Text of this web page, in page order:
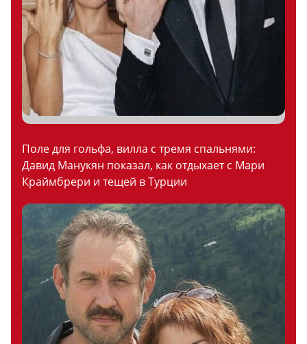
Поле для гольфа, вилла с тремя спальнями:
Давид Манукян показал, как отдыхает с Мари
Краймбрери и тещей в Турции